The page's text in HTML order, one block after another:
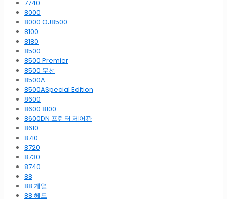
7740
8000
8000 OJ8500
8100
8180
8500
8500 Premier
8500 무선
8500A
8500ASpecial Edition
8600
8600 8100
8600DN 프린터 제어판
8610
8710
8720
8730
8740
88
88 계열
88 헤드